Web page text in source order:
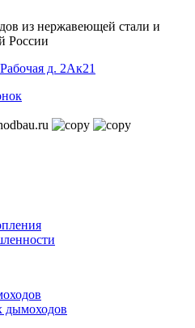
из нержавеющей стали и
России
д. 2Ак21
дымоходов